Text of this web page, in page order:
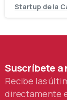
Startup de la
Suscríbetea
Recibe las
directamente